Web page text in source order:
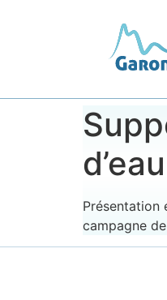
Vue
Présentation
campagne